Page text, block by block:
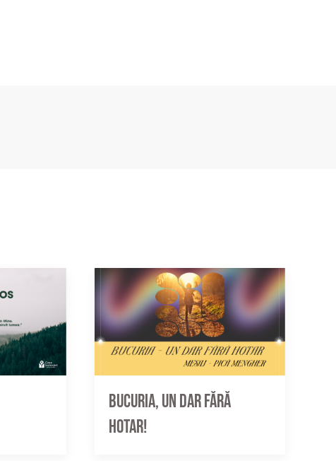
Bucuria, un dar fără
hotar!